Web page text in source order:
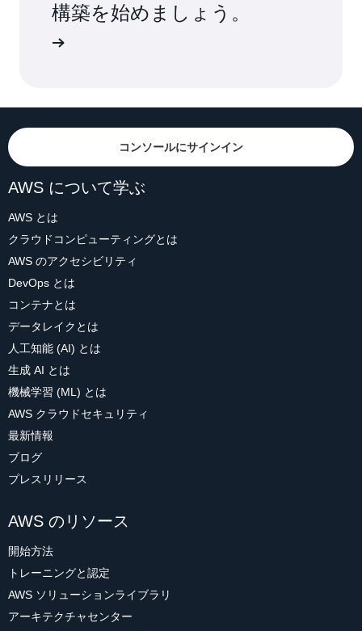
構築を始めましょう。
コンソールにサインイン
AWS について学ぶ
AWS とは
クラウドコンピューティングとは
AWS のアクセシビリティ
DevOps とは
コンテナとは
データレイクとは
人工知能 (AI) とは
生成 AI とは
機械学習 (ML) とは
AWS クラウドセキュリティ
最新情報
ブログ
プレスリリース
AWS のリソース
開始方法
トレーニングと認定
AWS ソリューションライブラリ
アーキテクチャセンター